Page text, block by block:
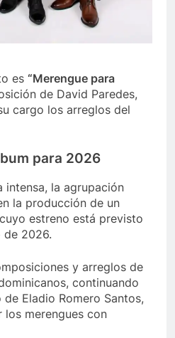
es “Merengue para
de David Paredes,
cargo los arreglos del
para 2026
intensa, la agrupación
la producción de un
estreno está previsto
de 2026.
y arreglos de
continuando
Eladio Romero Santos,
los merengues con